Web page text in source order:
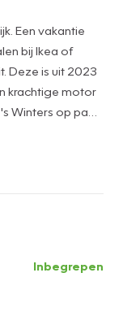
Een vakantie
bij Ikea of
Deze is uit 2023
krachtige motor
Winters op pad
is deze
met een druk
donker
Inbegrepen